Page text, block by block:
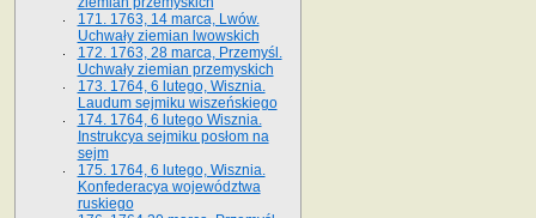
171. 1763, 14 marca, Lwów.
Uchwały ziemian lwowskich
172. 1763, 28 marca, Przemyśl.
Uchwały ziemian przemyskich
173. 1764, 6 lutego, Wisznia.
Laudum sejmiku wiszeńskiego
174. 1764, 6 lutego Wisznia.
Instrukcya sejmiku posłom na
sejm
175. 1764, 6 lutego, Wisznia.
Konfederacya województwa
ruskiego